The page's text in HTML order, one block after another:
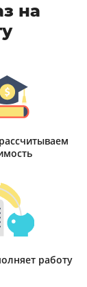
на
работу